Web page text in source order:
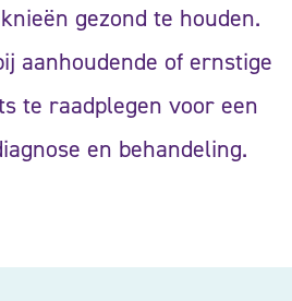
gezond te houden.
aanhoudende of ernstige
te raadplegen voor een
en behandeling.